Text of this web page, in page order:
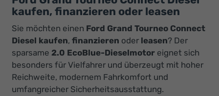
kaufen, finanzieren oder leasen
Sie möchten einen Ford Grand Tourneo Connect
Diesel kaufen, finanzieren oder leasen? Der
sparsame 2.0 EcoBlue-Dieselmotor eignet sich
besonders für Vielfahrer und überzeugt mit hoher
Reichweite, modernem Fahrkomfort und
umfangreicher Sicherheitsausstattung.